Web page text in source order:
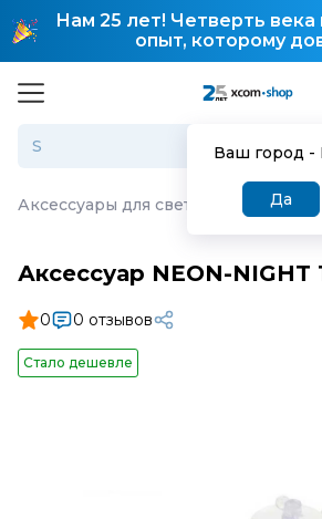
Нам 25 лет! Четверть
опыт, которому
Ваш город -
Да
Аксессуары для светильников ·
Аксессуар NEON-NIGHT
0 0 отзывов
Стало дешевле